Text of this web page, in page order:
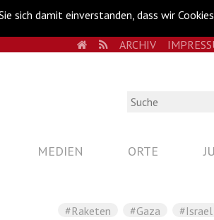
sich damit einverstanden, dass wir
HOMERSSARCHIV
Suche
MEDIEN ORTE
#Raketen #Gaza #Israel